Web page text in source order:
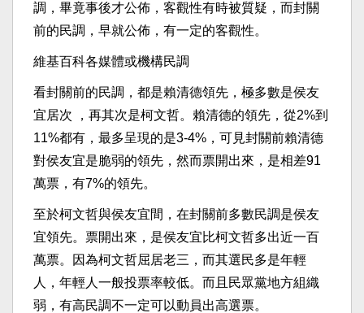
調，畢竟事後才公佈，客觀性有時被質疑，而封關
前的民調，早就公佈，有一定的客觀性。
維基百科各媒體或機構民調
看封關前的民調，都是賴清德領先，極多數是侯友
宜居次 ，再其次是柯文哲。賴清德的領先，從2%到
11%都有，最多呈現的是3-4%，可見封關前賴清德
對侯友宜是脆弱的領先，然而票開出來，是相差91
萬票，有7%的領先。
至於柯文哲與侯友宜間，在封關前多數民調是侯友
宜領先。票開出來，是侯友宜比柯文哲多出近一百
萬票。因為柯文哲屈居老三，而其選民多是年輕
人，年輕人一般投票率較低。而且民眾黨地方組織
弱，有高民調不一定可以動員出高選票。